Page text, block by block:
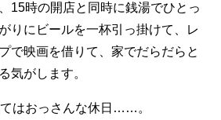
15時の開店と同時に銭湯でひとっ
りにビールを一杯引っ掛けて、レ
で映画を借りて、家でだらだらと
気がします。
はおっさんな休日……。